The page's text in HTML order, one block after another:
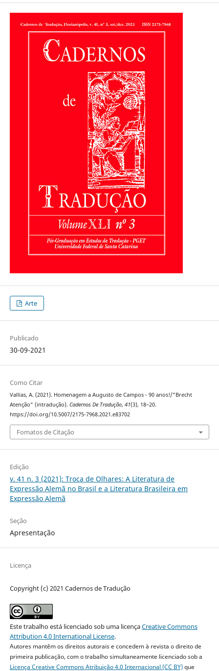
Arte
Publicado
30-09-2021
Como Citar
Vallias, A. (2021). Homenagem a Augusto de Campos - 90 anos!/"Brecht
Atenção" (intradução). Cadernos De Tradução, 41(3), 18–20.
https://doi.org/10.5007/2175-7968.2021.e83702
Fomatos de Citação
Edição
v. 41 n. 3 (2021): Troca de Olhares: A Literatura de
Expressão Alemã no Brasil e a Literatura Brasileira em
Expressão Alemã
Seção
Apresentação
Licença
Copyright (c) 2021 Cadernos de Tradução
Este trabalho está licenciado sob uma licençaCreative Commons
Attribution 4.0 International License.
Autores mantêm os direitos autorais e concedem à revista o direito de
primeira publicação, com o trabalho simultaneamente licenciado sob a
Licença Creative Commons Atribuição 4.0 Internacional (CC BY)que